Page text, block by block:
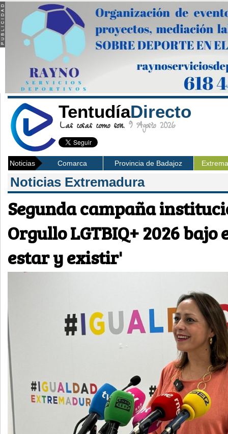
TentudíaDirecto
Las cosas como son. 9 Agosto 2026
Noticias Comarca Provincia de Badajoz
Noticias Extremadura
Segunda campaña
Orgullo LGTBIQ+ 2026 bajo
estar y existir'